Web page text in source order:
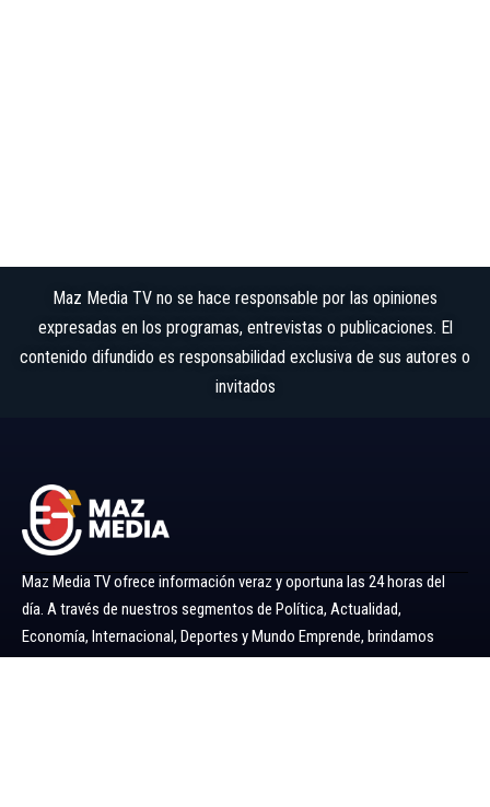
Maz Media TV no se hace responsable por las opiniones
expresadas en los programas, entrevistas o publicaciones. El
contenido difundido es responsabilidad exclusiva de sus autores o
invitados
Maz Media TV ofrece información veraz y oportuna las 24 horas del
día. A través de nuestros segmentos de Política, Actualidad,
Economía, Internacional, Deportes y Mundo Emprende, brindamos
noticias y análisis confiables para mantenerlo siempre informado.